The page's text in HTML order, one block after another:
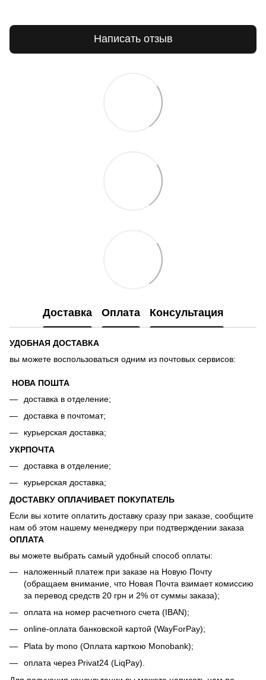
Написать отзыв
Доставка Оплата Консультация
УДОБНАЯ ДОСТАВКА
вы можете воспользоваться одним из почтовых сервисов:
НОВА ПОШТА
доставка в отделение;
доставка в почтомат;
курьерская доставка;
УКРПОЧТА
доставка в отделение;
курьерская доставка;
ДОСТАВКУ ОПЛАЧИВАЕТ ПОКУПАТЕЛЬ
Если вы хотите оплатить доставку сразу при заказе, сообщите
нам об этом нашему менеджеру при подтверждении заказа
ОПЛАТА
вы можете выбрать самый удобный способ оплаты:
наложенный платеж при заказе на Новую Почту
(обращаем внимание, что Новая Почта взимает комиссию
за перевод средств 20 грн и 2% от суммы заказа);
оплата на номер расчетного счета (IBAN);
online-оплата банковской картой (WayForPay);
Plata by mono (Оплата карткою Monobank);
оплата через Privat24 (LiqPay).